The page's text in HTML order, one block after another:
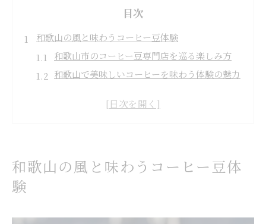
目次
和歌山の風と味わうコーヒー豆体験
和歌山市のコーヒー豆専門店を巡る楽しみ方
和歌山で美味しいコーヒーを味わう体験の魅力
こだわり派が語る和歌山のコーヒー探訪
地元愛が光る和歌山のコーヒー農園のこだわり
和歌山の風と味わうコーヒー豆体
験